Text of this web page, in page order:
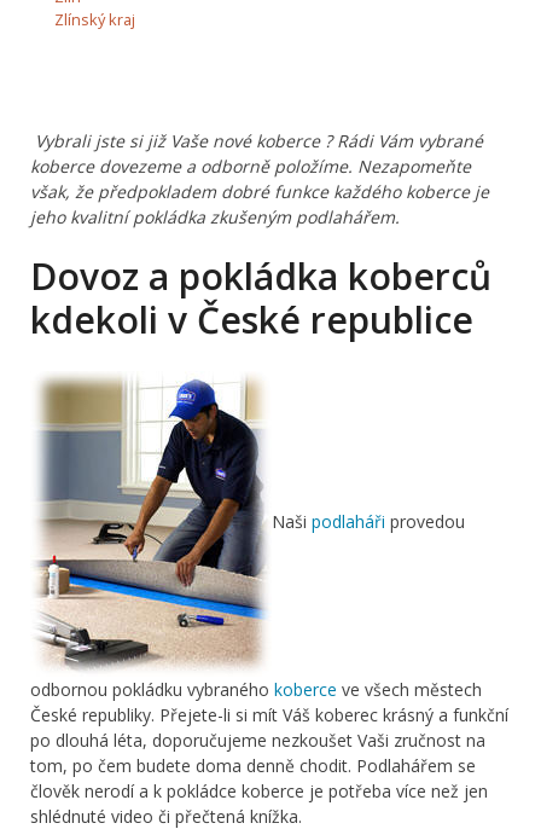
Zlínský kraj
Vybrali jste si již Vaše nové koberce ? Rádi Vám vybrané
koberce dovezeme a odborně položíme. Nezapomeňte
však, že předpokladem dobré funkce každého koberce je
jeho kvalitní pokládka zkušeným podlahářem.
Dovoz a pokládka koberců
kdekoli v České republice
Naši podlaháři provedou
odbornou pokládku vybraného koberce ve všech městech
České republiky. Přejete-li si mít Váš koberec krásný a funkční
po dlouhá léta, doporučujeme nezkoušet Vaši zručnost na
tom, po čem budete doma denně chodit. Podlahářem se
člověk nerodí a k pokládce koberce je potřeba více než jen
shlédnuté video či přečtená knížka.